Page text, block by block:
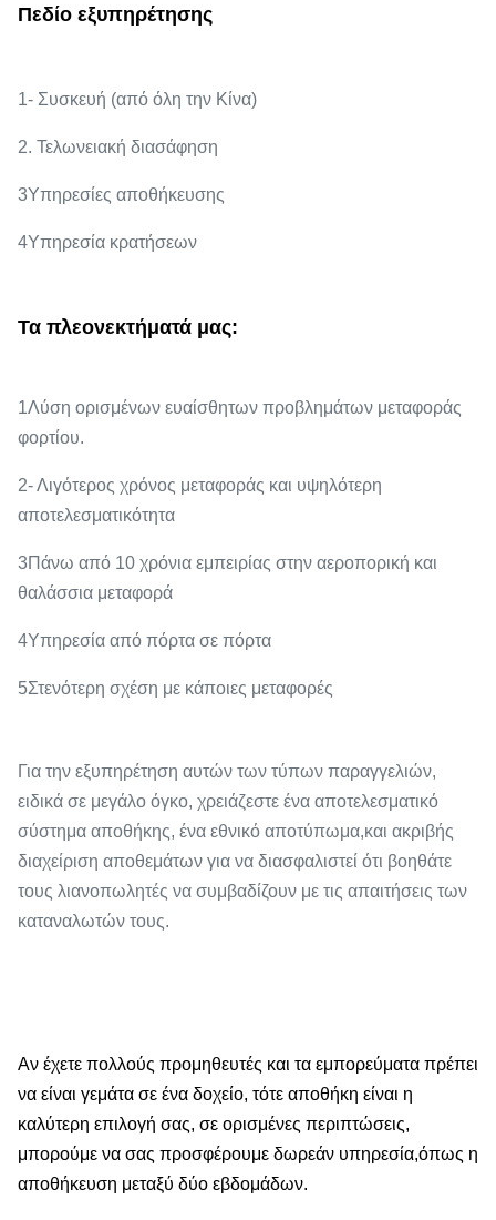
Πεδίο εξυπηρέτησης
1- Συσκευή (από όλη την Κίνα)
2. Τελωνειακή διασάφηση
3Υπηρεσίες αποθήκευσης
4Υπηρεσία κρατήσεων
Τα πλεονεκτήματά μας:
1Λύση ορισμένων ευαίσθητων προβλημάτων μεταφοράς
φορτίου.
2- Λιγότερος χρόνος μεταφοράς και υψηλότερη
αποτελεσματικότητα
3Πάνω από 10 χρόνια εμπειρίας στην αεροπορική και
θαλάσσια μεταφορά
4Υπηρεσία από πόρτα σε πόρτα
5Στενότερη σχέση με κάποιες μεταφορές
Για την εξυπηρέτηση αυτών των τύπων παραγγελιών,
ειδικά σε μεγάλο όγκο, χρειάζεστε ένα αποτελεσματικό
σύστημα αποθήκης, ένα εθνικό αποτύπωμα,και ακριβής
διαχείριση αποθεμάτων για να διασφαλιστεί ότι βοηθάτε
τους λιανοπωλητές να συμβαδίζουν με τις απαιτήσεις των
καταναλωτών τους.
Αν έχετε πολλούς προμηθευτές και τα εμπορεύματα πρέπει
να είναι γεμάτα σε ένα δοχείο, τότε αποθήκη είναι η
καλύτερη επιλογή σας, σε ορισμένες περιπτώσεις,
μπορούμε να σας προσφέρουμε δωρεάν υπηρεσία,όπως η
αποθήκευση μεταξύ δύο εβδομάδων.